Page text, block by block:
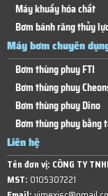
Máy khuấy hóa chất
Bơm bánh răng thủy
Máy bơm chuyên
Bơm thùng phuy FTI
Bơm thùng phuy
Bơm thùng phuy Dino
Bơm thùng phuy bằng
Liên hệ
Tên đơn vị: CÔNG TY
MST: 0105307221